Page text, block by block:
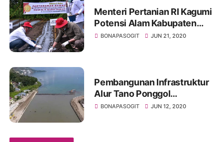
Menteri Pertanian RI Kagumi
Potensi Alam Kabupaten
Humbang Hasundutan, Yakin
BONAPASOGIT JUN 21, 2020
Pembangunan Infrastruktur
Alur Tano Ponggol
Pariwisata Di Danau Toba
BONAPASOGIT JUN 12, 2020